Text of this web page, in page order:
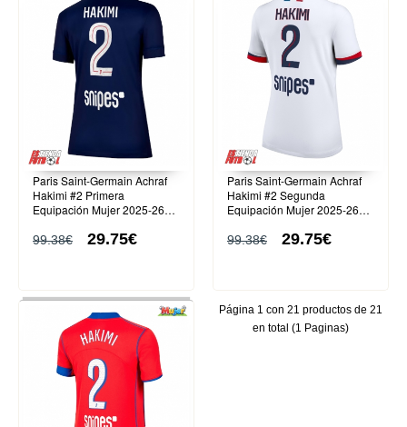
Paris Saint-Germain Achraf
Hakimi #2 Primera
Equipación Mujer 2025-26
99.38€ 29.75€
Paris Saint-Germain Achraf
Hakimi #2 Segunda
Equipación Mujer 2025-26
99.38€ 29.75€
Página 1 con 21 productos de 21
en total (1 Paginas)